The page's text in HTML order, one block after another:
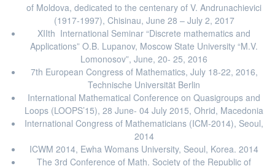
of Moldova, dedicated to the centenary of V. Andrunachievici
(1917-1997), Chisinau, June 28 – July 2, 2017
XIIth International Seminar “Discrete mathematics and
Applications” O.B. Lupanov, Moscow State University “M.V.
Lomonosov”, June, 20- 25, 2016
7th European Congress of Mathematics, July 18-22, 2016,
Technische Universität Berlin
International Mathematical Conference on Quasigroups and
Loops (LOOPS’15), 28 June- 04 July 2015, Ohrid, Macedonia
International Congress of Mathematicians (ICM-2014), Seoul,
2014
ICWM 2014, Ewha Womans University, Seoul, Korea. 2014
The 3rd Conference of Math. Society of the Republic of